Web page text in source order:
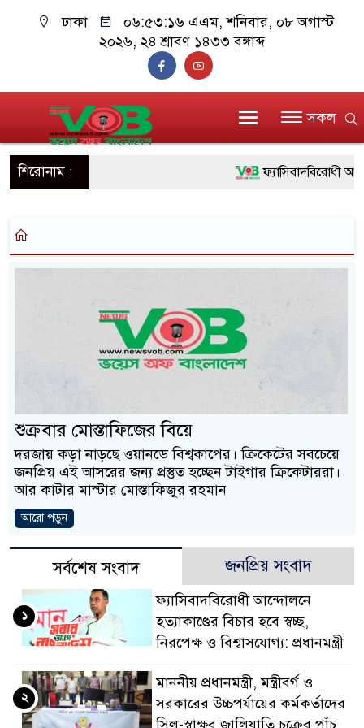
ঢাকা ০৬:৫৩:১৬ এএম, শনিবার, ০৮ অগাস্ট
২০২৬, ২৪ শ্রাবণ ১৪৩৩ বঙ্গাব্দ
সকল
শিরোনাম : ফ্যাসিবাদবিরোধী
উদ্ধার
প্রধানমন্ত্রী
মিরপুর মডেল থানার
মাদক কারবারি গ্রেফতার
২৮ লাখ টাকার জাল
যেকোনো সময়
নেতৃত্ব ও গণতন্ত্রের
যে ভাবে ডেভিড
‘আজহার খান’
অবৈধ বিদেশি পিস্তল,
জড়িত কিশোর গ্যাংয়ের
শুক্রবার মোস্তাফিজের বিয়ে
দরজায় কড়া নাড়ছে ওয়ানডে বিশ্বকাপের। ক্রিকেটের সবচেয়ে
জনপ্রিয় এই আসরের জন্য প্রস্তুত হচ্ছেন টাইগার ক্রিকেটাররা।
আর কাটার মাস্টার মোস্তাফিজুর রহমান
আরো পড়ুন
সর্বশেষ সংবাদ জনপ্রিয় সংবাদ
ফ্যাসিবাদবিরোধী আন্দোলনে
হত্যাকাণ্ডের বিচার হবে স্বচ্ছ,
নিরপেক্ষ ও বিশ্বাসযোগ্য: প্রধানমন্ত্রী
১
মাননীয় প্রধানমন্ত্রী, মন্ত্রীবর্গ ও
সরকারের উচ্চপর্যায়ের কর্মকর্তাদের
২